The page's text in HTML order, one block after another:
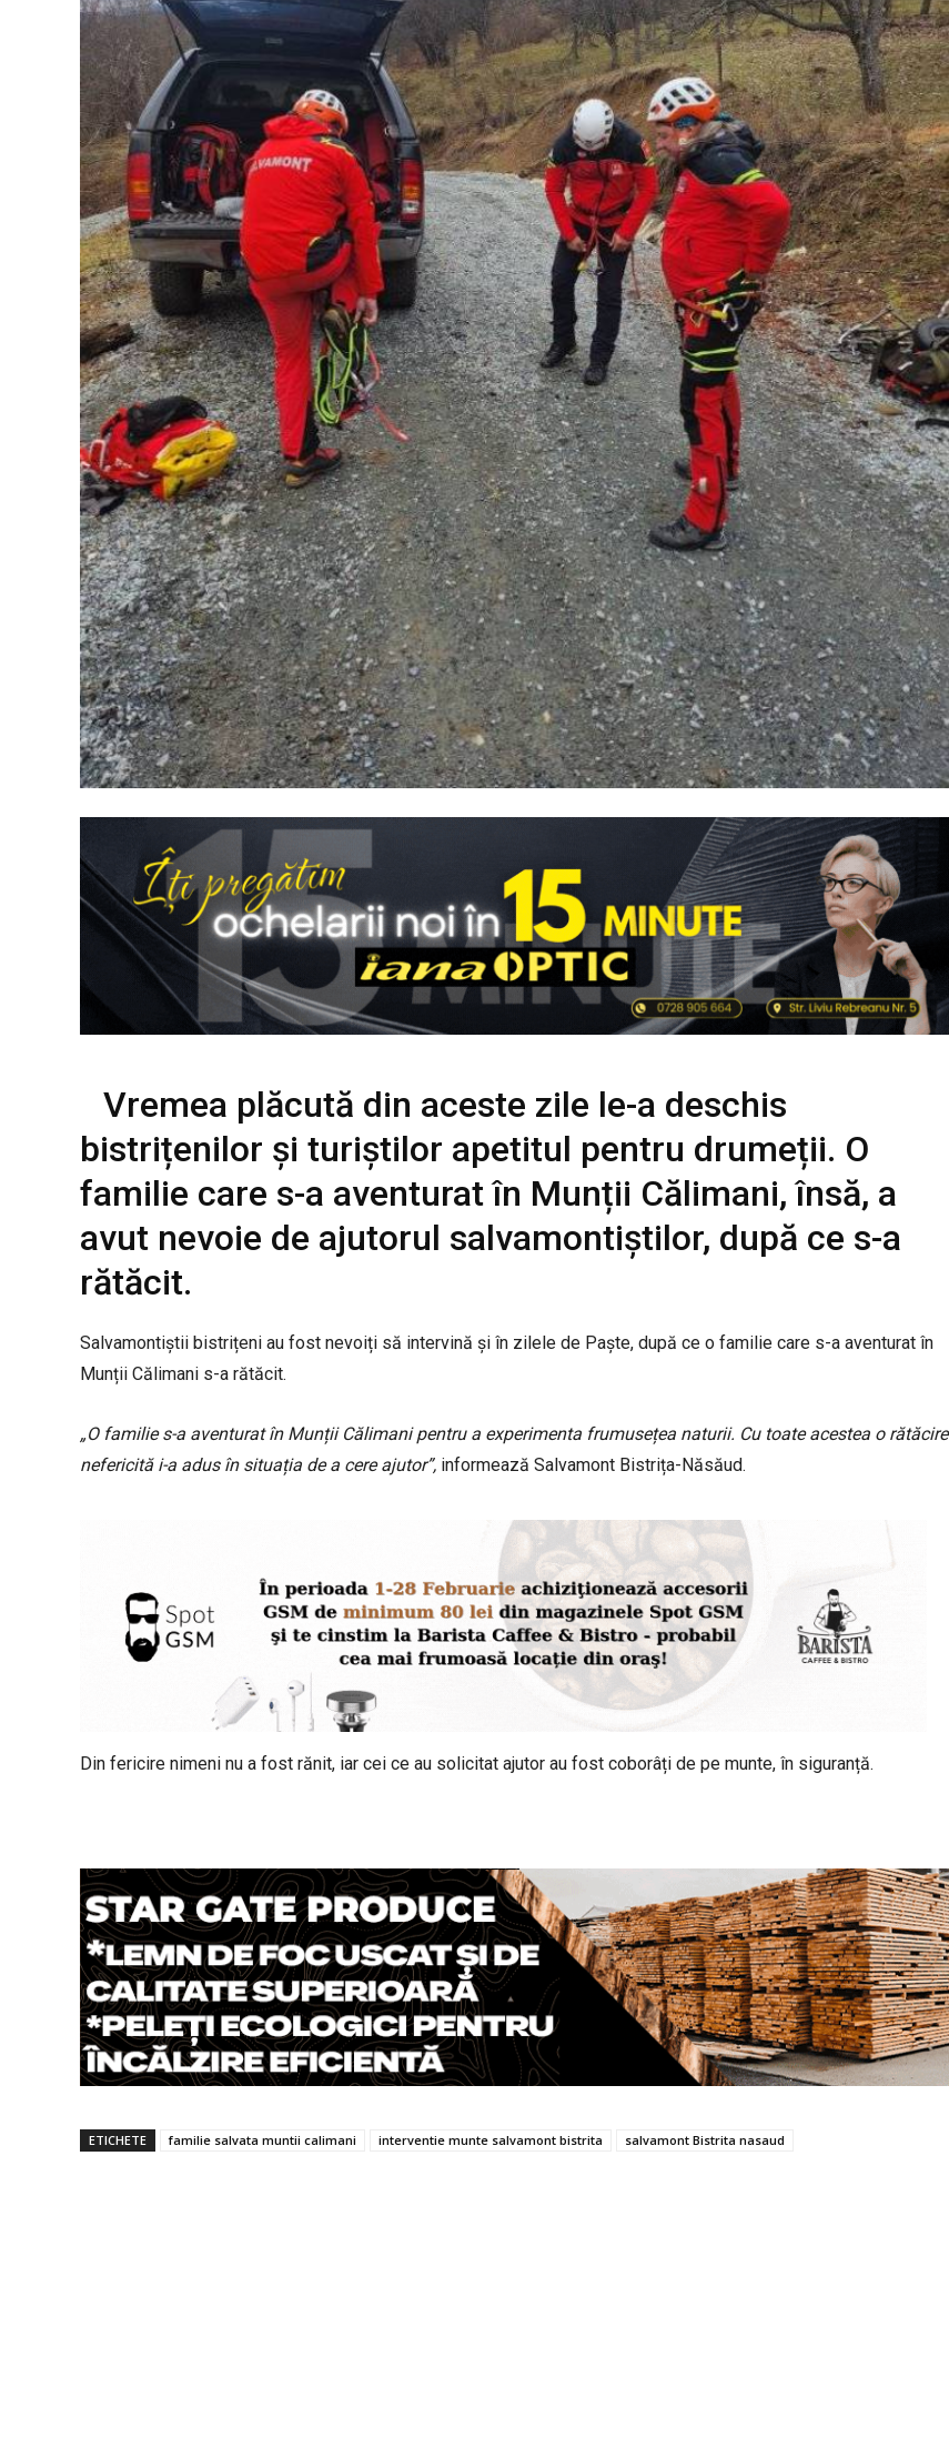
Vremea plăcută din aceste zile le-a deschis
bistrițenilor și turiștilor apetitul pentru drumeții. O
familie care s-a aventurat în Munții Călimani, însă, a
avut nevoie de ajutorul salvamontiștilor, după ce s-a
rătăcit.
Salvamontiștii bistrițeni au fost nevoiți să intervină și în zilele de Paște, după ce o familie care s-a aventurat în
Munții Călimani s-a rătăcit.
„O familie s-a aventurat în Munții Călimani pentru a experimenta frumusețea naturii. Cu toate acestea o rătăcire
nefericită i-a adus în situația de a cere ajutor”, informează Salvamont Bistrița-Năsăud.
Din fericire nimeni nu a fost rănit, iar cei ce au solicitat ajutor au fost coborâți de pe munte, în siguranță.
ETICHETE familie salvata muntii calimani interventie munte salvamont bistrita salvamont Bistrita nasaud